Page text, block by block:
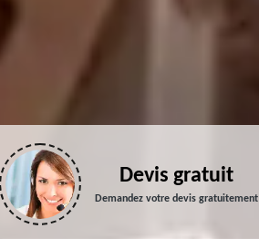
Devis gratuit
Demandez votre devis gratuitement